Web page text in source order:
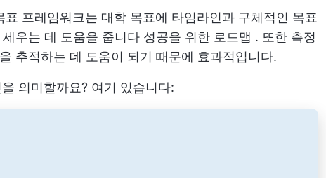
표 프레임워크는 대학 목표에 타임라인과 구체적인 목표
우는 데 도움을 줍니다 성공을 위한 로드맵 . 또한 측정
추적하는 데 도움이 되기 때문에 효과적입니다.
의미할까요? 여기 있습니다: